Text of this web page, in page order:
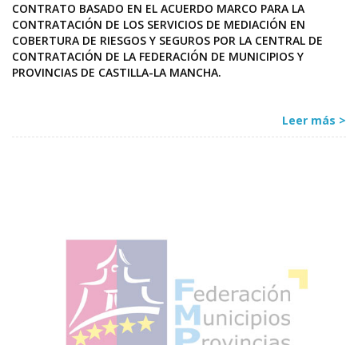
CONTRATO BASADO EN EL ACUERDO MARCO PARA LA
CONTRATACIÓN DE LOS SERVICIOS DE MEDIACIÓN EN
COBERTURA DE RIESGOS Y SEGUROS POR LA CENTRAL DE
CONTRATACIÓN DE LA FEDERACIÓN DE MUNICIPIOS Y
PROVINCIAS DE CASTILLA-LA MANCHA.
Leer más >